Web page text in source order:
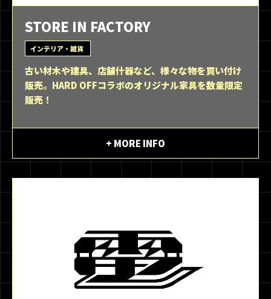
STORE IN FACTORY
インテリア・雑貨
古い材木や建具、店舗什器など、様々な物を買い付け
販売。HARD OFFコラボのオリジナル家具を数量限定
販売！
+ MORE INFO